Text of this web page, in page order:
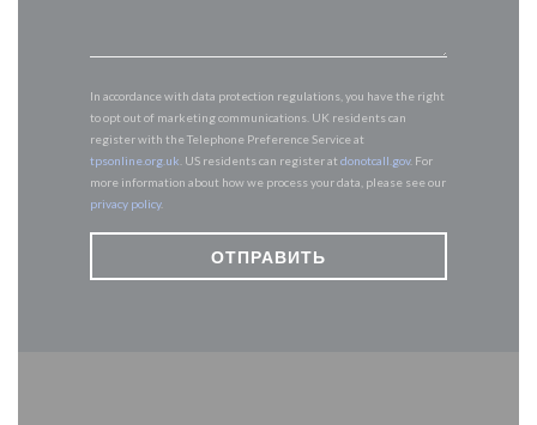
In accordance with data protection regulations, you have the right
to opt out of marketing communications. UK residents can
register with the Telephone Preference Service at
tpsonline.org.uk . US residents can register at donotcall.gov. For
more information about how we process your data, please see our
privacy policy.